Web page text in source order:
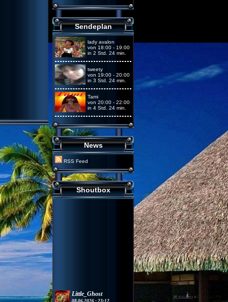
Sendeplan
lady avalon
von 18:00 - 19:00
in 2 Std. 24 min.
tweety
von 19:00 - 20:00
in 3 Std. 24 min.
Tami
von 20:00 - 22:00
in 4 Std. 24 min.
News
RSS Feed
Shoutbox
08.06.2026 - 23:12